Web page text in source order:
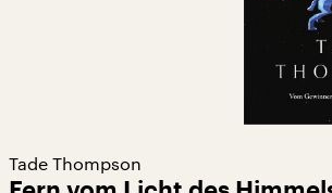
Tade Thompson